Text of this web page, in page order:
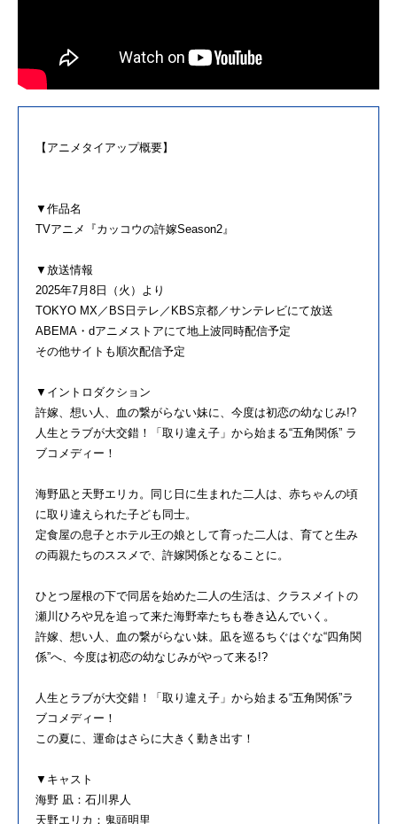
【アニメタイアップ概要】
▼作品名
TVアニメ『カッコウの許嫁Season2』
▼放送情報
2025年7月8日（火）より
TOKYO MX／BS日テレ／KBS京都／サンテレビにて放送
ABEMA・dアニメストアにて地上波同時配信予定
その他サイトも順次配信予定
▼イントロダクション
許嫁、想い人、血の繋がらない妹に、今度は初恋の幼なじみ!?
人生とラブが大交錯！「取り違え子」から始まる“五角関係” ラ
ブコメディー！
海野凪と天野エリカ。同じ日に生まれた二人は、赤ちゃんの頃
に取り違えられた子ども同士。
定食屋の息子とホテル王の娘として育った二人は、育てと生み
の両親たちのススメで、許嫁関係となることに。
ひとつ屋根の下で同居を始めた二人の生活は、クラスメイトの
瀬川ひろや兄を追って来た海野幸たちも巻き込んでいく。
許嫁、想い人、血の繋がらない妹。凪を巡るちぐはぐな“四角関
係”へ、今度は初恋の幼なじみがやって来る!?
人生とラブが大交錯！「取り違え子」から始まる“五角関係”ラ
ブコメディー！
この夏に、運命はさらに大きく動き出す！
▼キャスト
海野 凪：石川界人
天野エリカ：鬼頭明里